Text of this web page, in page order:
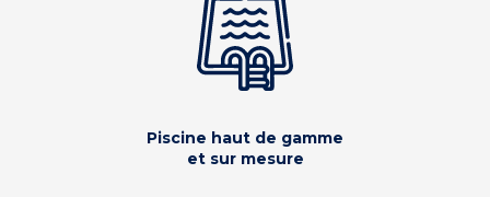
Piscine haut de gamme
et sur mesure